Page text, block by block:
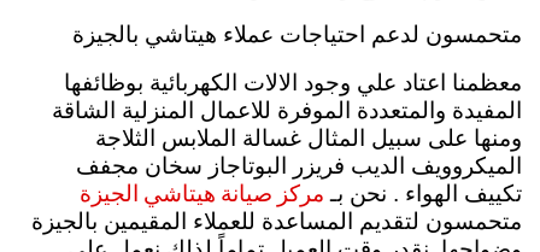
متحمسون لدعم احتياجات عملاء هيتاشي بالجيزة
معظمنا اعتاد علي وجود الالات الكهربائية بوظائفها
المفيدة والمتعددة الموفرة للاعمال المنزلية الشاقة
ومنها على سبيل المثال غسالة الملابس الثلاجة
الميكروويف الديب فريزر البوتاجاز سخان مجفف
تكييف الهواء . نحن بـ مركز صيانة هيتاشي الجيزة
متحمسون لتقديم المساعدة للعملاء المقيمين بالجيزة